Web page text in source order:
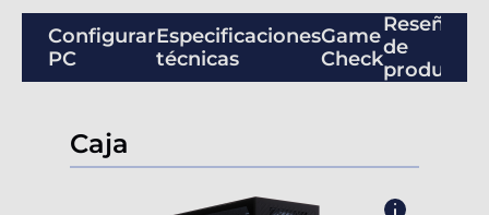
Configurar
PC
Especificaciones
técnicas
Game
Check
Reseñas
de
productos
Caja